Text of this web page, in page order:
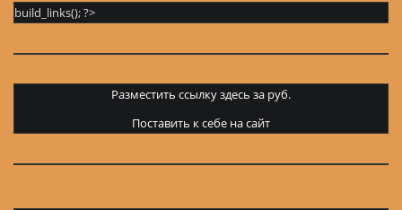
build_links(); ?>
Разместить ссылку здесь за руб.
Поставить к себе на сайт